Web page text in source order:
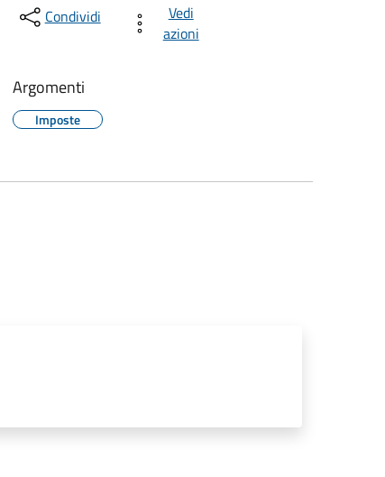
Condividi
Vedi
azioni
Argomenti
Imposte